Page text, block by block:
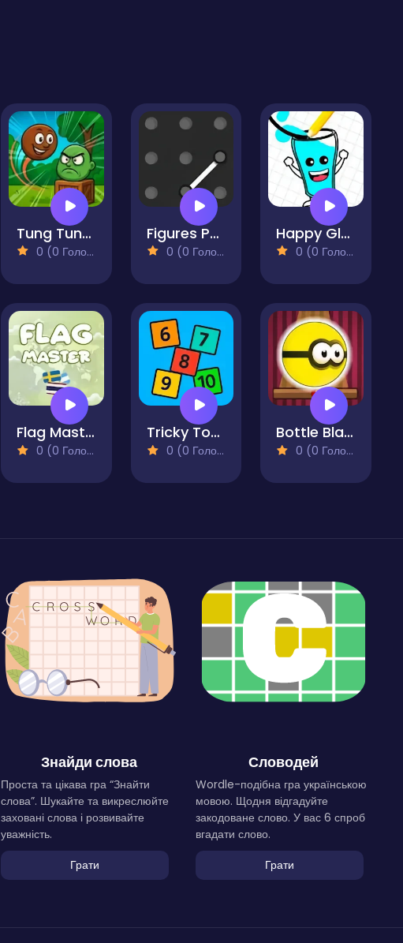
Tung Tung Tung Sahur Italian Brainrot Multiverse
0 (0 Голосів)
Figures Puzzle
0 (0 Голосів)
Happy Glass
0 (0 Голосів)
Flag Master
0 (0 Голосів)
Tricky Tough Squares
0 (0 Голосів)
Bottle Blaster Game
0 (0 Голосів)
Знайди слова
Проста та цікава гра “Знайти
слова”. Шукайте та викреслюйте
заховані слова і розвивайте
уважність.
Грати
Словодей
Wordle-подібна гра українською
мовою. Щодня відгадуйте
закодоване слово. У вас 6 спроб
вгадати слово.
Грати